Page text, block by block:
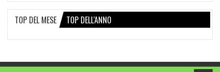
TOP DEL MESE TOP DELL'ANNO